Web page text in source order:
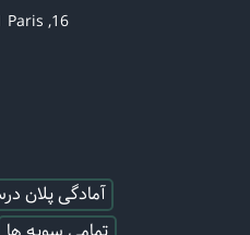
16, passage de la Main d'Or 75011 Paris
آمادگی پلان